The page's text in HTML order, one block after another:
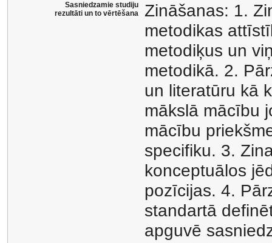
Sasniedzamie studiju
rezultāti un to vērtēšana
Zināšanas: 1.
metodikas
metodiķus un
metodikā. 2.
un literatūru kā
mākslā mācību
mācību
specifiku. 3.
konceptuālos
pozīcijas. 4.
standartā
apguvē